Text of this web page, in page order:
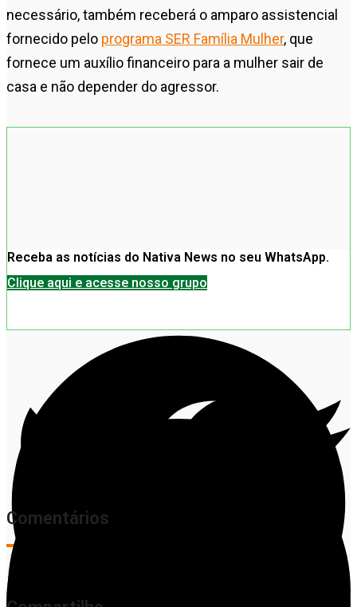
necessário, também receberá o amparo assistencial
fornecido pelo programa SER Família Mulher, que
fornece um auxílio financeiro para a mulher sair de
casa e não depender do agressor.
Receba as notícias do Nativa News no seu WhatsApp.
Clique aqui e acesse nosso grupo
Comentários